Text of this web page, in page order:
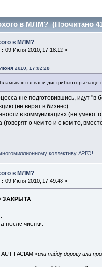
в МЛМ? (Прочитано
в МЛМ?
: 09 Июня 2010, 17:18:12 »
2010, 17:02:28
ваши дистрибьюторы чаще
(не подготовившись, идут "в
(не верят в бизнес)
в коммуникациях (не умеют
(говорят о чем то и о ком то,
коллективу АРГО!
в МЛМ?
: 09 Июня 2010, 17:49:48 »
ЗАКРЫТА
после чистки.
AUT FACIAM <или найду дорогу или